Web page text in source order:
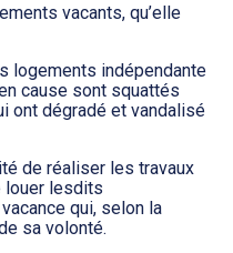
vacants, qu’elle
logements indépendante
cause sont squattés
ont dégradé et vandalisé
de réaliser les travaux
louer lesdits
qui, selon la
sa volonté.